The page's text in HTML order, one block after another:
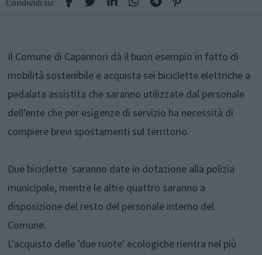
Condividi su:
Il Comune di Capannori dà il buon esempio in fatto di
mobilità sostenibile e acquista sei biciclette elettriche a
pedalata assistita che saranno utilizzate dal personale
dell'ente che per esigenze di servizio ha necessità di
compiere brevi spostamenti sul territorio.
Due biciclette saranno date in dotazione alla polizia
municipale, mentre le altre quattro saranno a
disposizione del resto del personale interno del
Comune.
L'acquisto delle 'due ruote' ecologiche rientra nel più